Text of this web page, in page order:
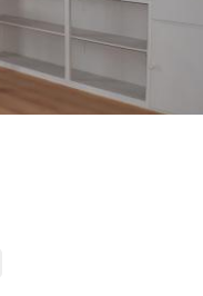
Proche de Louvain-